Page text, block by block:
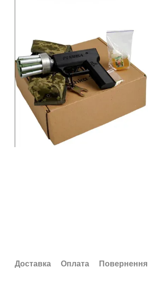
Доставка Оплата Повернення